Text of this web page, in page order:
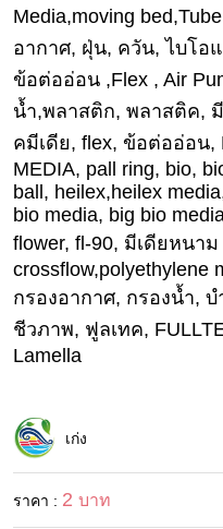
Media,moving
อากาศ, ฝุ่น, ควัน, ไบโอ
ข้อต่ออ่อน ,Flex , Air
น้ำ,พลาสติก, พลาสติค,
คมีเดีย, flex, ข้อต่ออ่อน,
MEDIA, pall ring, bio,
ball, heilex,heilex
bio media, big bio
flower, fl-90, มีเดียหนา
crossflow,polyethylene
กรองอากาศ, กรองน้ำ,
ชีวภาพ, ฟูลเทค,
Lamella
เก่ง
ราคา : 2 บาท